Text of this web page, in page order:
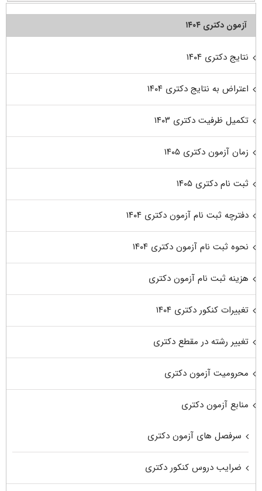
آزمون دکتری ۱۴۰۴
نتایج دکتری ۱۴۰۴
اعتراض به نتایج دکتری ۱۴۰۴
تکمیل ظرفیت دکتری ۱۴۰۳
زمان آزمون دکتری ۱۴۰۵
ثبت نام دکتری ۱۴۰۵
دفترچه ثبت نام آزمون دکتری ۱۴۰۴
نحوه ثبت نام آزمون دکتری ۱۴۰۴
هزینه ثبت نام آزمون دکتری
تغییرات کنکور دکتری ۱۴۰۴
تغییر رشته در مقطع دکتری
محرومیت آزمون دکتری
منابع آزمون دکتری
سرفصل های آزمون دکتری
ضرایب دروس کنکور دکتری